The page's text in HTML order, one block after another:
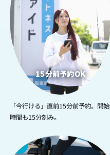
15分前予約OK
「今行ける」直前15分前予約。開始
時間も15分刻み。
3